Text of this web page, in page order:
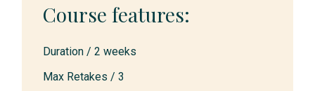
Course features:
Duration /2 weeks
Max Retakes /3